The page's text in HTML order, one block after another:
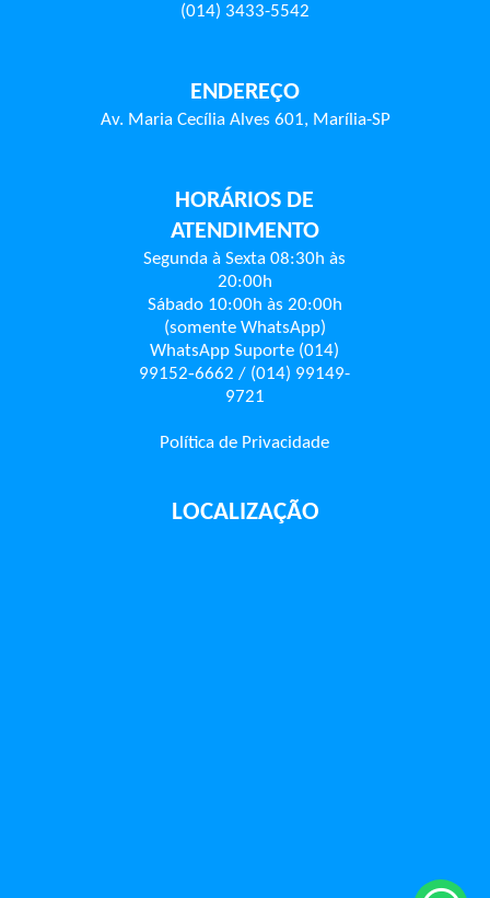
(014) 3433-5542
ENDEREÇO
Av. Maria Cecília Alves 601, Marília-SP
HORÁRIOS DE
ATENDIMENTO
Segunda à Sexta 08:30h às
20:00h
Sábado 10:00h às 20:00h
(somente WhatsApp)
WhatsApp Suporte (014)
99152‑6662 / (014) 99149-
9721
Política de Privacidade
LOCALIZAÇÃO